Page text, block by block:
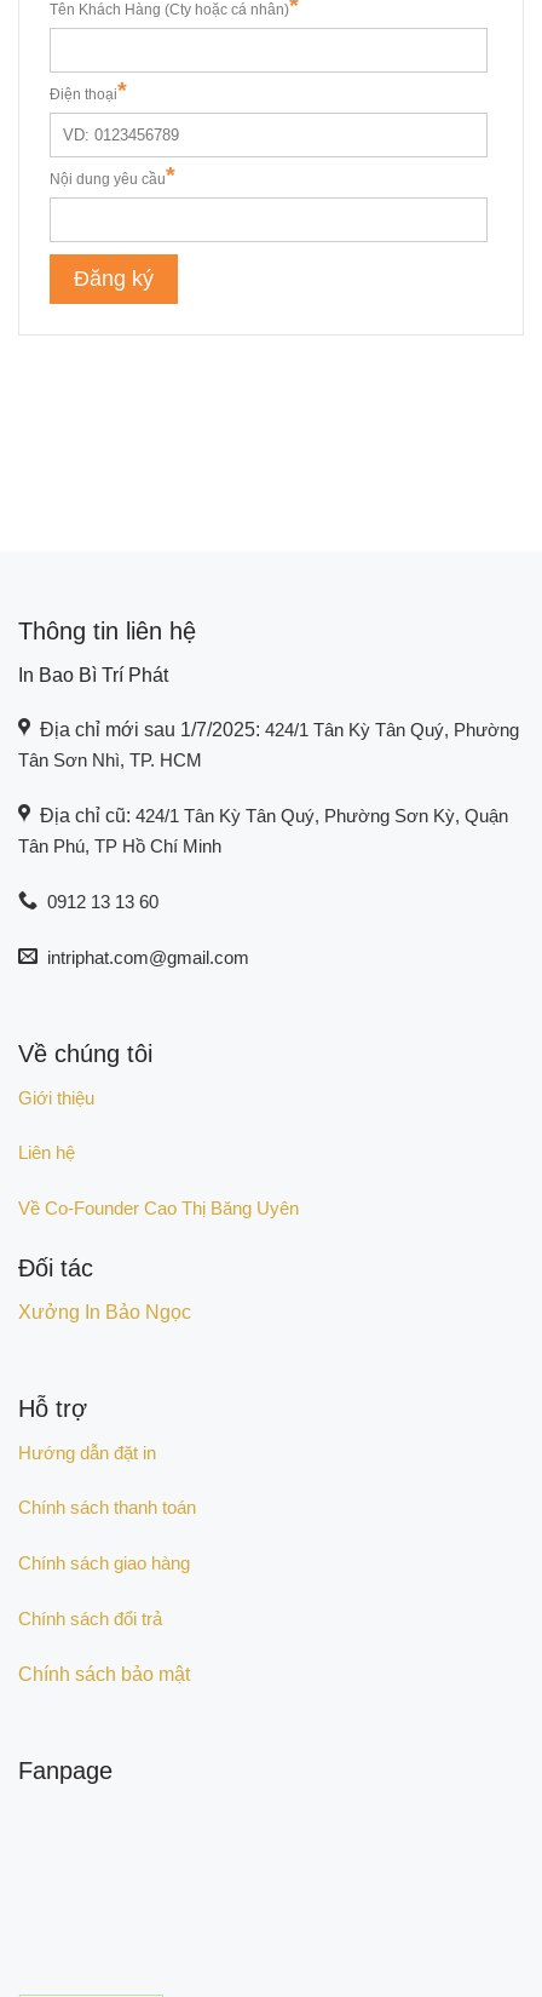
Thông tin liên hệ
In Bao Bì Trí Phát
Địa chỉ mới sau 1/7/2025: 424/1 Tân Kỳ Tân Quý, Phường
Tân Sơn Nhì, TP. HCM
Địa chỉ cũ: 424/1 Tân Kỳ Tân Quý, Phường Sơn Kỳ, Quận
Tân Phú, TP Hồ Chí Minh
0912 13 13 60
intriphat.com@gmail.com
Về chúng tôi
Giới thiệu
Liên hệ
Về Co-Founder Cao Thị Băng Uyên
Đối tác
Xưởng In Bảo Ngọc
Hỗ trợ
Hướng dẫn đặt in
Chính sách thanh toán
Chính sách giao hàng
Chính sách đổi trả
Chính sách bảo mật
Fanpage